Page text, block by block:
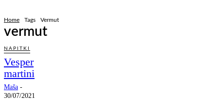
Home Tags Vermut
vermut
NAPITKI
Vesper
martini
Maša -
30/07/2021